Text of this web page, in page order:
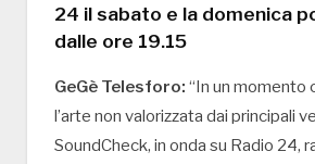
24 il sabato e la domenica
dalle ore 19.15
GeGè Telesforo: “In un momento
l’arte non valorizzata dai principali
SoundCheck, in onda su Radio 24,